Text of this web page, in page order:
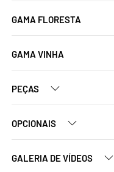
GAMA FLORESTA
GAMA VINHA
PEÇAS
OPCIONAIS
GALERIA DE VÍDEOS